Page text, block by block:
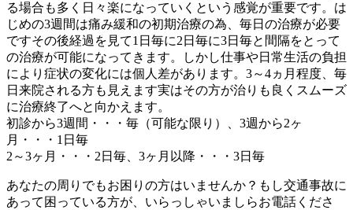
る場合も多く日々楽になっていくという感覚が重要です。は
じめの3週間は痛み緩和の初期治療の為、毎日の治療が必要
ですその後経過を見て1日毎に2日毎に3日毎と間隔をとって
の治療が可能になってきます。しかし仕事や日常生活の負担
により症状の変化には個人差があります。3～4ヵ月程度、毎
日来院される方も見えます実はその方が治りも良くスムーズ
に治療終了へと向かえます。
初診から3週間・・・毎（可能な限り）、3週から2ヶ
月・・・1日毎
2～3ヶ月・・・2日毎、3ヶ月以降・・・3日毎
あなたの周りでもお困りの方はいませんか？もし交通事故に
あって困っている方が、いらっしゃいましらお電話くださ